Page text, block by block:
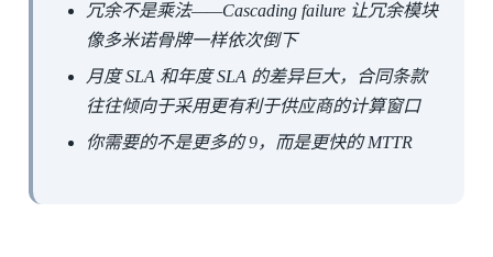
冗余不是乘法——Cascading failure 让冗余模块
像多米诺骨牌一样依次倒下
月度 SLA 和年度 SLA 的差异巨大，合同条款
往往倾向于采用更有利于供应商的计算窗口
你需要的不是更多的 9，而是更快的 MTTR